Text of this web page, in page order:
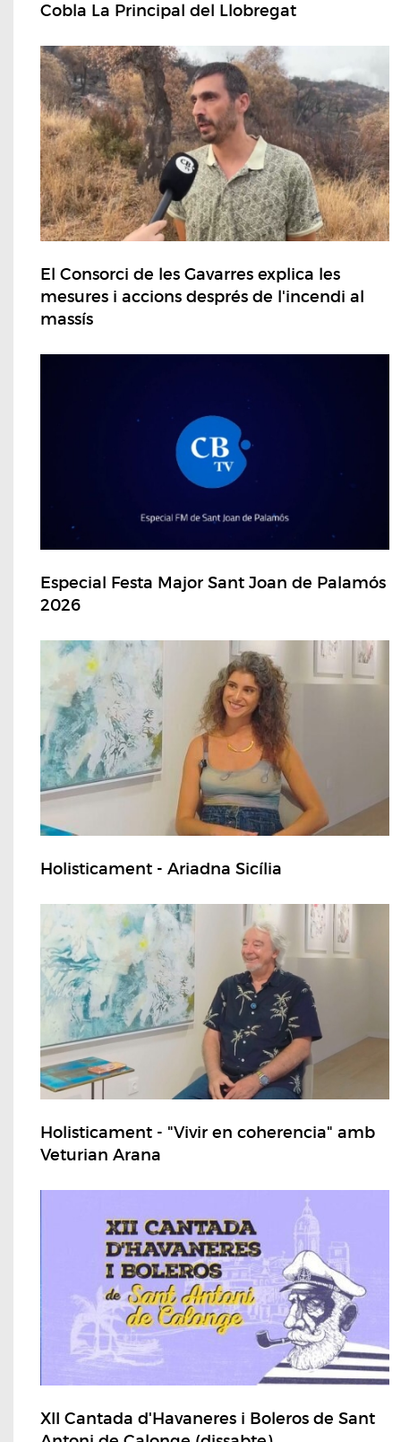
Cobla La Principal del Llobregat
El Consorci de les Gavarres explica les
mesures i accions després de l'incendi al
massís
Especial Festa Major Sant Joan de Palamós
2026
Holisticament - Ariadna Sicília
Holisticament - "Vivir en coherencia" amb
Veturian Arana
XII Cantada d'Havaneres i Boleros de Sant